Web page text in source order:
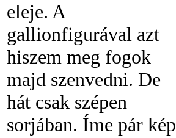
eleje. A
gallionfigurával azt
hiszem meg fogok
majd szenvedni. De
hát csak szépen
sorjában. Íme pár kép